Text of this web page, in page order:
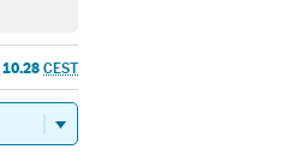
10.28 CEST